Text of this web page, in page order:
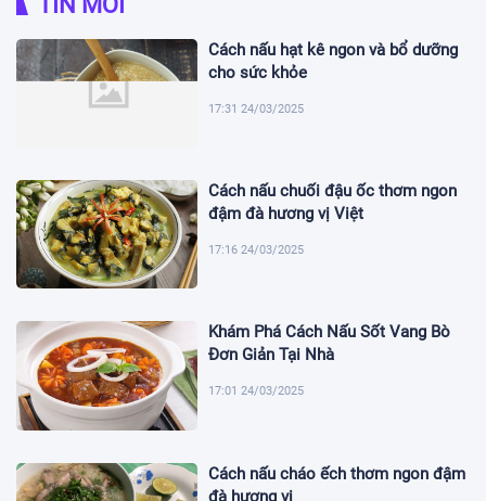
Cách nấu hạt kê ngon và bổ dưỡng
cho sức khỏe
17:31 24/03/2025
Cách nấu chuối đậu ốc thơm ngon
đậm đà hương vị Việt
17:16 24/03/2025
Khám Phá Cách Nấu Sốt Vang Bò
Đơn Giản Tại Nhà
17:01 24/03/2025
Cách nấu cháo ếch thơm ngon đậm
đà hương vị